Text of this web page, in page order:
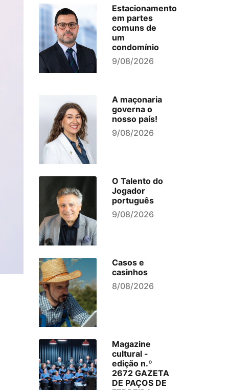
Estacionamento
em partes
comuns de
um
condomínio
9/08/2026
A maçonaria
governa o
nosso país!
9/08/2026
O Talento do
Jogador
português
9/08/2026
Casos e
casinhos
8/08/2026
Magazine
cultural -
edição n.º
2672 GAZETA
DE PAÇOS DE